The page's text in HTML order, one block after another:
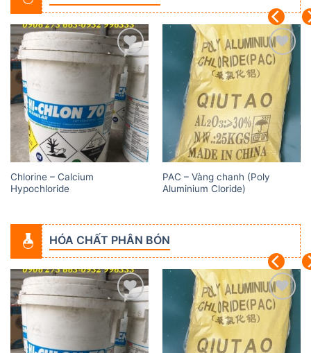
Add to
wishlist
Chlorine – Calcium
Hypochloride
Add to
wishlist
PAC – Vàng chanh (Poly
Aluminium Cloride)
HÓA CHẤT PHÂN BÓN
Add to
wishlist
Add to
wishlist